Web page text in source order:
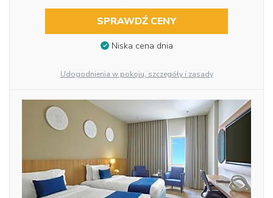
SPRAWDŹ CENY
Niska cena dnia
Udogodnienia w pokoju, szczegóły i zasady